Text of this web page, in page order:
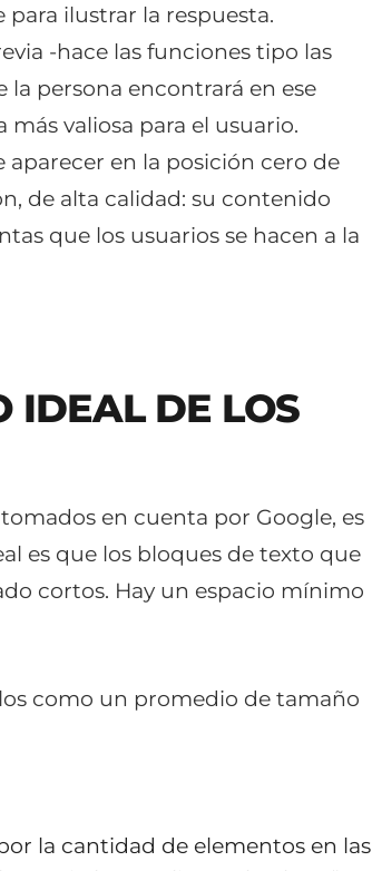
ilustrar la respuesta.
-hace las funciones tipo las
la persona encontrará en ese
más valiosa para el usuario.
en la posición cero de
de alta calidad: su contenido
que los usuarios se hacen a la
IDEAL DE LOS
en cuenta por Google, es
es que los bloques de texto que
cortos. Hay un espacio mínimo
como un promedio de tamaño
la cantidad de elementos en las